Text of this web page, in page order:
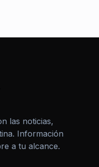
las noticias,
Información
a tu alcance.